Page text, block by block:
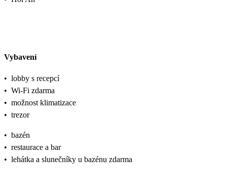
Vybavení
• lobby s recepcí
• Wi-Fi zdarma
• možnost klimatizace
• trezor
• bazén
• restaurace a bar
• lehátka a slunečníky u bazénu zdarma